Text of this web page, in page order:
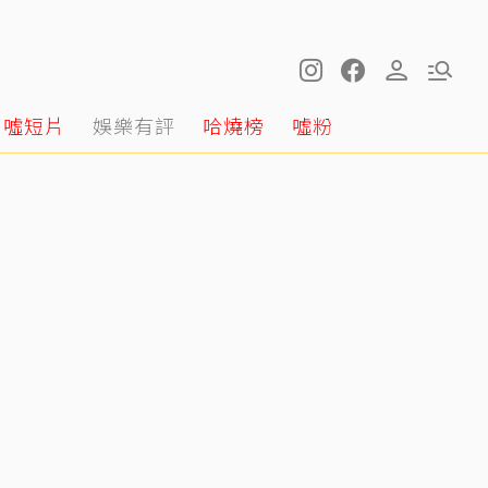
噓短片 娛樂有評 哈燒榜 噓粉